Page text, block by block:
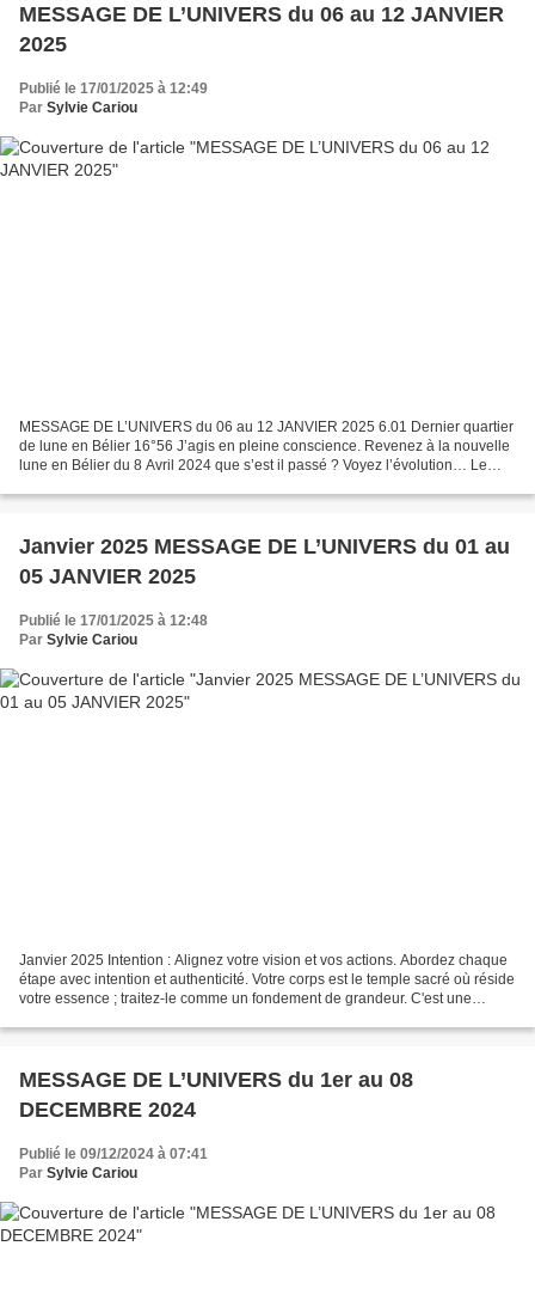
MESSAGE DE L’UNIVERS du 06 au 12 JANVIER
2025
Publié le 17/01/2025 à 12:49
Par Sylvie Cariou
MESSAGE DE L’UNIVERS du 06 au 12 JANVIER 2025 6.01 Dernier quartier
de lune en Bélier 16°56 J’agis en pleine conscience. Revenez à la nouvelle
lune en Bélier du 8 Avril 2024 que s’est il passé ? Voyez l’évolution… Le
Janvier 2025 MESSAGE DE L’UNIVERS du 01 au
05 JANVIER 2025
Publié le 17/01/2025 à 12:48
Par Sylvie Cariou
Janvier 2025 Intention : Alignez votre vision et vos actions. Abordez chaque
étape avec intention et authenticité. Votre corps est le temple sacré où réside
votre essence ; traitez-le comme un fondement de grandeur. C'est une
MESSAGE DE L’UNIVERS du 1er au 08
DECEMBRE 2024
Publié le 09/12/2024 à 07:41
Par Sylvie Cariou